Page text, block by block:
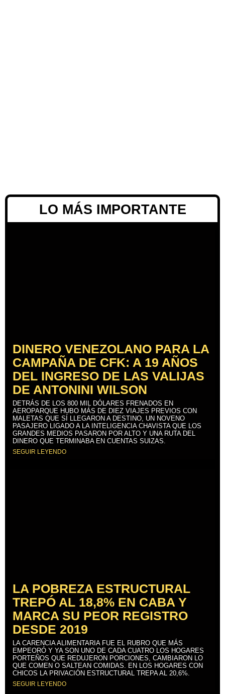
LO MÁS IMPORTANTE
DINERO VENEZOLANO PARA LA
CAMPAÑA DE CFK: A 19 AÑOS
DEL INGRESO DE LAS VALIJAS
DE ANTONINI WILSON
DETRÁS DE LOS 800 MIL DÓLARES FRENADOS EN
AEROPARQUE HUBO MÁS DE DIEZ VIAJES PREVIOS CON
MALETAS QUE SÍ LLEGARON A DESTINO, UN NOVENO
PASAJERO LIGADO A LA INTELIGENCIA CHAVISTA QUE LOS
GRANDES MEDIOS PASARON POR ALTO Y UNA RUTA DEL
DINERO QUE TERMINABA EN CUENTAS SUIZAS.
SEGUIR LEYENDO
LA POBREZA ESTRUCTURAL
TREPÓ AL 18,8% EN CABA Y
MARCA SU PEOR REGISTRO
DESDE 2019
LA CARENCIA ALIMENTARIA FUE EL RUBRO QUE MÁS
EMPEORÓ Y YA SON UNO DE CADA CUATRO LOS HOGARES
PORTEÑOS QUE REDUJERON PORCIONES, CAMBIARON LO
QUE COMEN O SALTEAN COMIDAS. EN LOS HOGARES CON
CHICOS LA PRIVACIÓN ESTRUCTURAL TREPA AL 20,6%.
SEGUIR LEYENDO